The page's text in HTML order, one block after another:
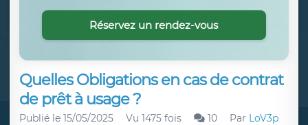
Quelles Obligations en cas de contrat
de prêt à usage ?
Publié le 15/05/2025 Vu 1475 fois 10 Par LoV3p
Réservez un rendez-vous